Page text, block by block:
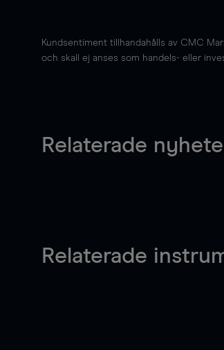
Kundsentiment tillhandahålls av CMC
och skall ej anses som handels- eller
Relaterade
Relaterade